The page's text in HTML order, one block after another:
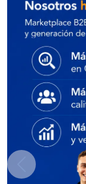
Previous